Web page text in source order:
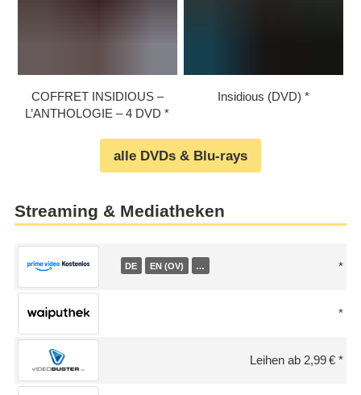
COFFRET INSIDIOUS –
L’ANTHOLOGIE – 4 DVD
Insidious (DVD)
alle DVDs & Blu-rays
Streaming & Mediatheken
DE EN (OV) …
Leihen ab 2,99 €